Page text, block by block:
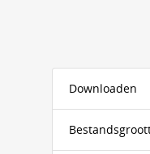
Downloaden